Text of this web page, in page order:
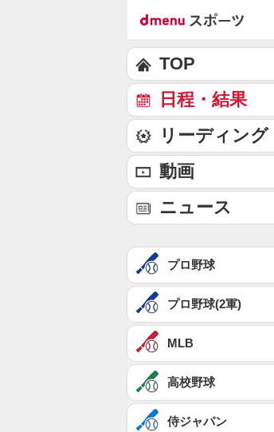
TOP
日程・結果
リーディング
動画
ニュース
プロ野球
プロ野球(2軍)
MLB
高校野球
侍ジャパン